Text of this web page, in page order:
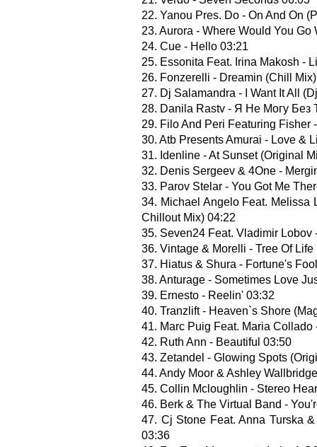
22. Yanou Pres. Do - On And On
23. Aurora - Where Would You
24. Cue - Hello 03:21
25. Essonita Feat. Irina Makosh -
26. Fonzerelli - Dreamin (Chill
27. Dj Salamandra - I Want It All
28. Danila Rastv - Я Не Могу Без
29. Filo And Peri Featuring Fisher
30. Atb Presents Amurai - Love &
31. Idenline - At Sunset (Original
32. Denis Sergeev & 4One -
33. Parov Stelar - You Got Me
34. Michael Angelo Feat. Melissa
Chillout Mix) 04:22
35. Seven24 Feat. Vladimir Lobov
36. Vintage & Morelli - Tree Of
37. Hiatus & Shura - Fortune's
38. Anturage - Sometimes Love
39. Ernesto - Reelin' 03:32
40. Tranzlift - Heaven`s Shore
41. Marc Puig Feat. Maria Collado
42. Ruth Ann - Beautiful 03:50
43. Zetandel - Glowing Spots
44. Andy Moor & Ashley
45. Collin Mcloughlin - Stereo
46. Berk & The Virtual Band -
47. Cj Stone Feat. Anna Turska
03:36